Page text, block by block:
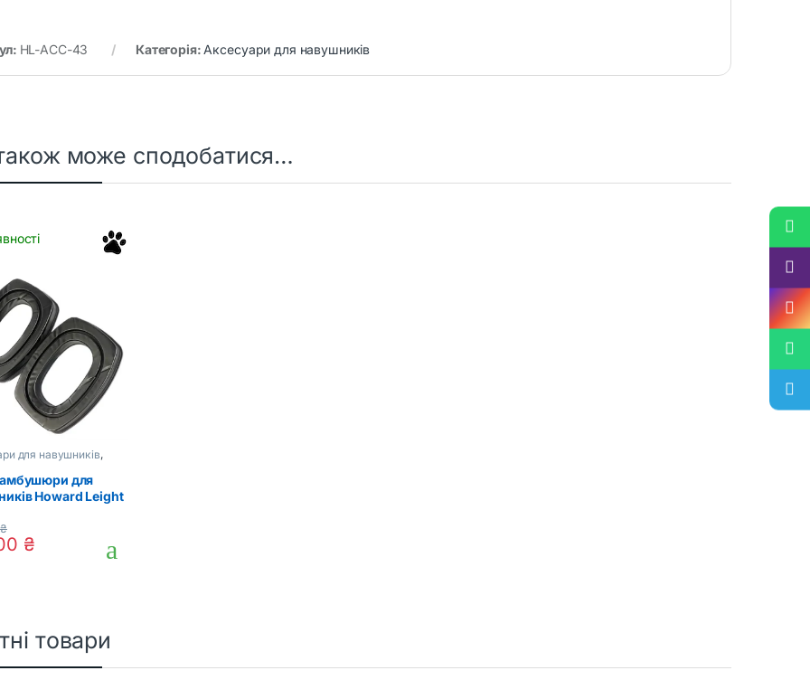
HL-ACC-43 Категорія: Аксесуари для навушників
може сподобатися…
для навушників,
аксесуари
амбушюри для
Howard Leight
Bolt/Pro
5 ₴
₴
товари